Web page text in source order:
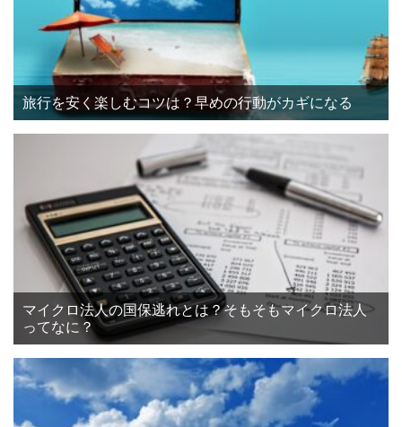
旅行を安く楽しむコツは？早めの行動がカギになる
マイクロ法人の国保逃れとは？そもそもマイクロ法人
ってなに？